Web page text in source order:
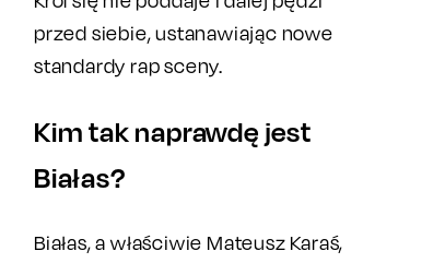
przed siebie, ustanawiając nowe
standardy rap sceny.
Kim tak naprawdę jest
Białas?
Białas, a właściwie Mateusz Karaś,